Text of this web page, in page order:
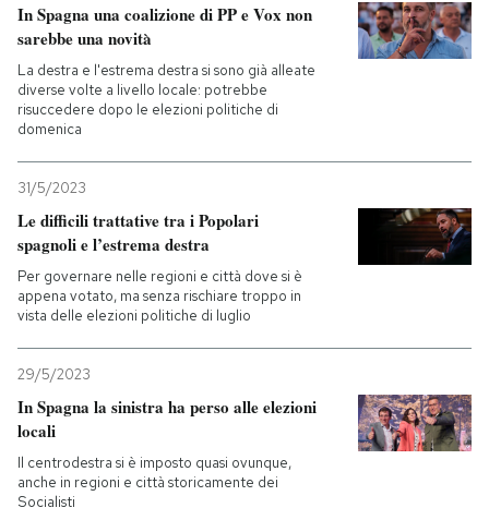
In Spagna una coalizione di PP e Vox non
sarebbe una novità
La destra e l'estrema destra si sono già alleate
diverse volte a livello locale: potrebbe
risuccedere dopo le elezioni politiche di
domenica
31/5/2023
Le difficili trattative tra i Popolari
spagnoli e l’estrema destra
Per governare nelle regioni e città dove si è
appena votato, ma senza rischiare troppo in
vista delle elezioni politiche di luglio
29/5/2023
In Spagna la sinistra ha perso alle elezioni
locali
Il centrodestra si è imposto quasi ovunque,
anche in regioni e città storicamente dei
Socialisti